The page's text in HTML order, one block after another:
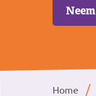
Home